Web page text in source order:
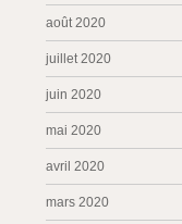
août 2020
juillet 2020
juin 2020
mai 2020
avril 2020
mars 2020